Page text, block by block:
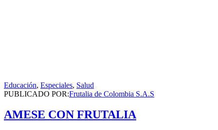
Educación, Especiales, Salud
PUBLICADO POR:Frutalia de Colombia S.A.S
AMESE CON FRUTALIA